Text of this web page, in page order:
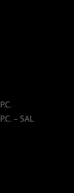
– SAL